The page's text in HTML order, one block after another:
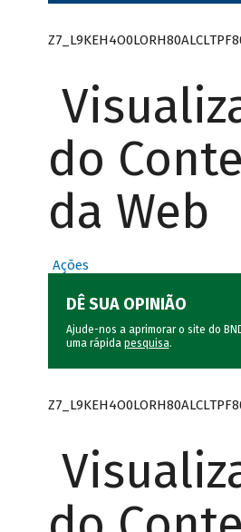
do
da Web
Ações
DÊ SUA OPINIÃO
Ajude-nos a aprimorar o site do
uma rápida pesquisa.